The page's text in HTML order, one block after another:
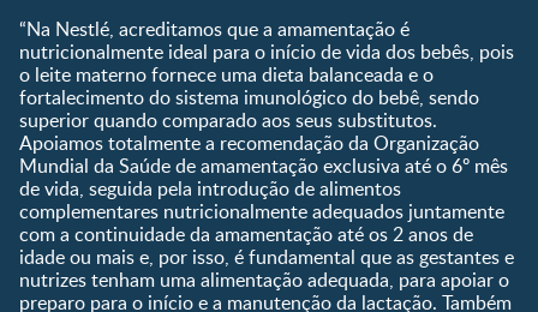
Fale conosco
Shopping
Compre Agora
Gravidez
Pós-Parto
0 a 5 meses
6 a 8 meses
9 a 12 meses
1 a 3 anos
Pré-escolar
Desenvolvimento
Ser Mãe e Pai
Nutrição, Alimentação e
Saúde
Ferramentas
Quando eu ficarei fértil?
“Na Nestlé, acreditamos que a amamentação é
nutricionalmente ideal para o início de vida dos bebês, pois
o leite materno fornece uma dieta balanceada e o
fortalecimento do sistema imunológico do bebê, sendo
superior quando comparado aos seus substitutos.
Apoiamos totalmente a recomendação da Organização
Mundial da Saúde de amamentação exclusiva até o 6º mês
de vida, seguida pela introdução de alimentos
complementares nutricionalmente adequados juntamente
com a continuidade da amamentação até os 2 anos de
idade ou mais e, por isso, é fundamental que as gestantes e
nutrizes tenham uma alimentação adequada, para apoiar o
preparo para o início e a manutenção da lactação. Também